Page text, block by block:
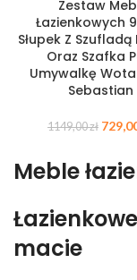
Zestaw
Łazienkowych
Słupek Z Szufladą
Oraz Szafka
Umywalkę
Sebastian
1149,00zł
Meble
macie